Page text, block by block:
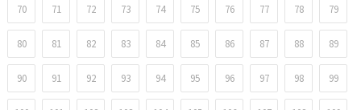
70 71 72 73 74 75 76 77 78 79
80 81 82 83 84 85 86 87 88 89
90 91 92 93 94 95 96 97 98 99